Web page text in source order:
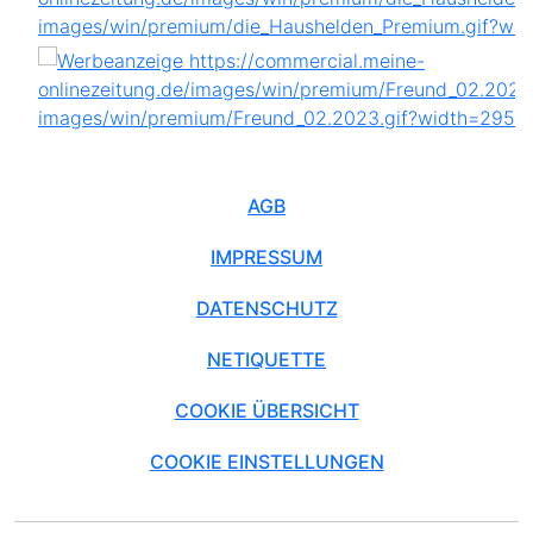
AGB
IMPRESSUM
DATENSCHUTZ
NETIQUETTE
COOKIE ÜBERSICHT
COOKIE EINSTELLUNGEN